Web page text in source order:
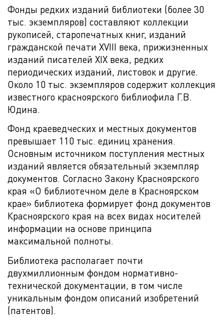
Фонды редких изданий библиотеки (более 30
тыс. экземпляров) составляют коллекции
рукописей, старопечатных книг, изданий
гражданской печати XVIII века, прижизненных
изданий писателей XIX века, редких
периодических изданий, листовок и другие.
Около 10 тыс. экземпляров содержит коллекция
известного красноярского библиофила Г.В.
Юдина.
Фонд краеведческих и местных документов
превышает 110 тыс. единиц хранения.
Основным источником поступления местных
изданий является обязательный экземпляр
документов. Согласно Закону Красноярского
края «О библиотечном деле в Красноярском
крае» библиотека формирует фонд документов
Красноярского края на всех видах носителей
информации на основе принципа
максимальной полноты.
Библиотека располагает почти
двухмиллионным фондом нормативно-
технической документации, в том числе
уникальным фондом описаний изобретений
(патентов).